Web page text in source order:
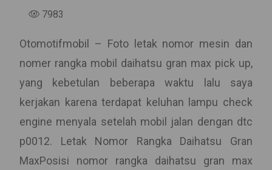
7983
Otomotifmobil – Foto letak nomor mesin dan
nomer rangka mobil daihatsu gran max pick up,
yang kebetulan beberapa waktu lalu saya
kerjakan karena terdapat keluhan lampu check
engine menyala setelah mobil jalan dengan dtc
p0012. Letak Nomor Rangka Daihatsu Gran
MaxPosisi nomor rangka daihatsu gran max